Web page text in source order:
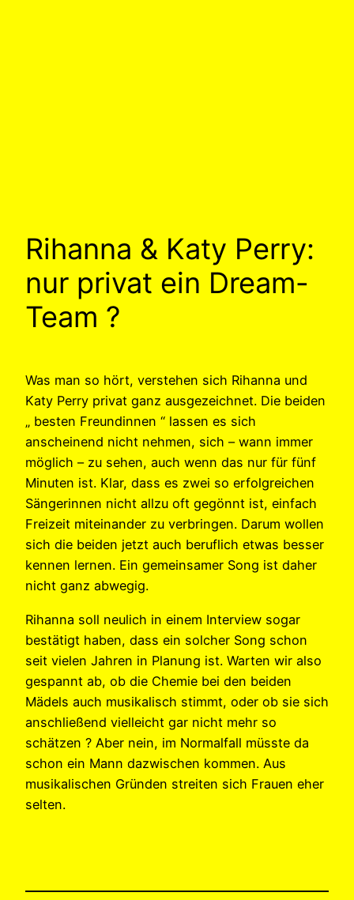
Rihanna & Katy Perry:
nur privat ein Dream-
Team ?
Was man so hört, verstehen sich Rihanna und
Katy Perry privat ganz ausgezeichnet. Die beiden
„ besten Freundinnen “ lassen es sich
anscheinend nicht nehmen, sich – wann immer
möglich – zu sehen, auch wenn das nur für fünf
Minuten ist. Klar, dass es zwei so erfolgreichen
Sängerinnen nicht allzu oft gegönnt ist, einfach
Freizeit miteinander zu verbringen. Darum wollen
sich die beiden jetzt auch beruflich etwas besser
kennen lernen. Ein gemeinsamer Song ist daher
nicht ganz abwegig.
Rihanna soll neulich in einem Interview sogar
bestätigt haben, dass ein solcher Song schon
seit vielen Jahren in Planung ist. Warten wir also
gespannt ab, ob die Chemie bei den beiden
Mädels auch musikalisch stimmt, oder ob sie sich
anschließend vielleicht gar nicht mehr so
schätzen ? Aber nein, im Normalfall müsste da
schon ein Mann dazwischen kommen. Aus
musikalischen Gründen streiten sich Frauen eher
selten.